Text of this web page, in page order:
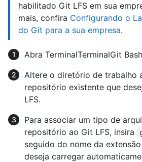
habilitado Git LFS em sua
mais, confira Configurando o
do Git para a sua empresa.
Abra TerminalTerminalGit Bash
Altere o diretório de trabalho
repositório existente que
LFS.
Para associar um tipo de
repositório ao Git LFS, insira
seguido do nome da
deseja carregar